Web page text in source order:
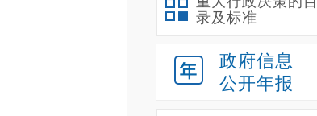
录及标准
政府信息
公开年报